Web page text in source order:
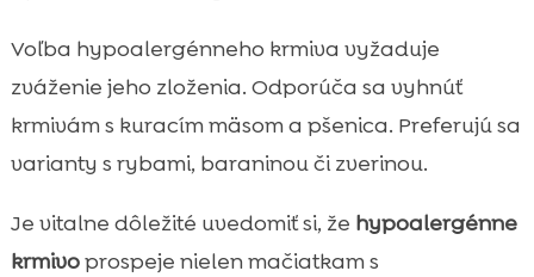
Voľba hypoalergénneho krmiva vyžaduje
zváženie jeho zloženia. Odporúča sa vyhnúť
krmivám s kuracím mäsom a pšenica. Preferujú sa
varianty s rybami, baraninou či zverinou.
Je vitalne dôležité uvedomiť si, že hypoalergénne
krmivoprospeje nielen mačiatkam s